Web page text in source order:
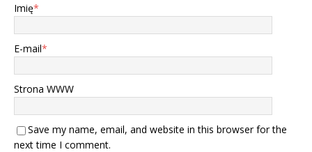
Imię*
E-mail*
Strona WWW
Save my name, email, and website in this browser for the
next time I comment.